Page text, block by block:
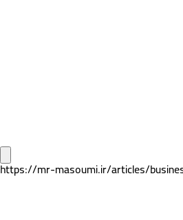
https://mr-masoumi.ir/articles/